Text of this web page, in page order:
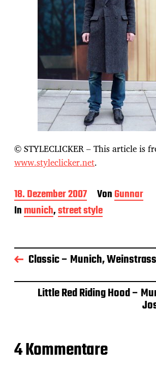
© STYLECLICKER – This article is
www.styleclicker.net.
B
e
i
a
g
s
a
18. Dezember 2007 VonGunnar
Inmunich,street style
Classic – Munich,
Little Red Riding Hood –
4 Kommentare